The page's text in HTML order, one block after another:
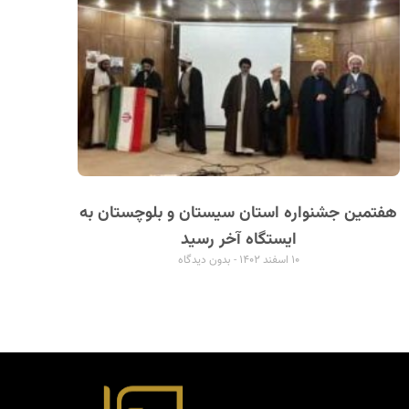
هفتمین جشنواره استان سیستان و بلوچستان به
ایستگاه آخر رسید
۱۰ اسفند ۱۴۰۲ بدون دیدگاه